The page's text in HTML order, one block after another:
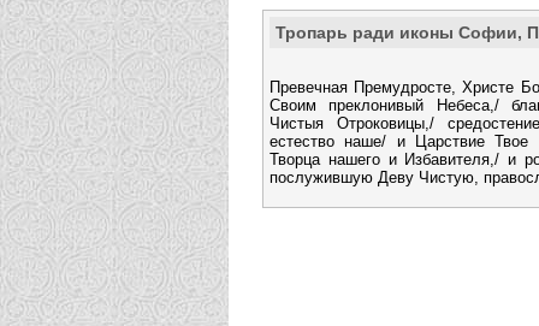
Тропарь ради иконы Софии,
Превечная Премудросте, Христе
Своим преклонивый Небеса,/
Чистыя Отроковицы,/
естество наше/ и Царствие
Творца нашего и Избавителя,/ и
послужившую Деву Чистую,